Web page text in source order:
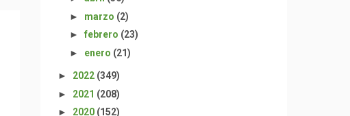
► marzo (2)
► febrero (23)
► enero (21)
► 2022 (349)
► 2021 (208)
► 2020 (152)